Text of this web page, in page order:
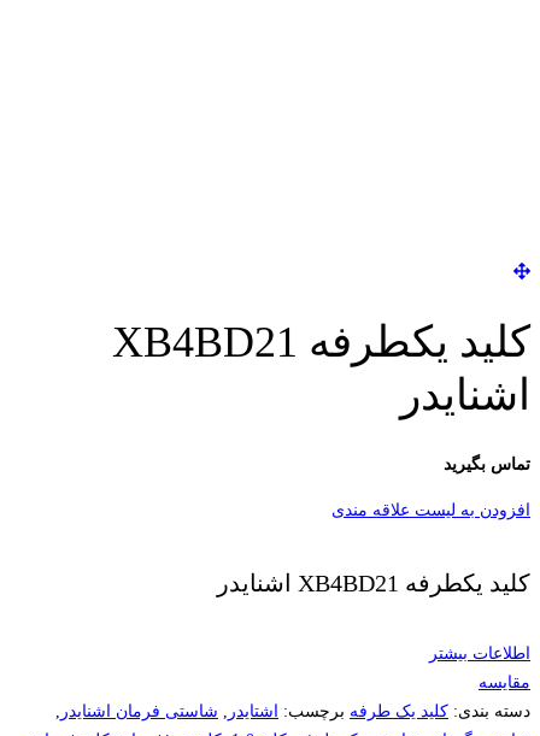
کلید یکطرفه XB4BD21
اشنایدر
تماس بگیرید
افزودن به لیست علاقه مندی
کلید یکطرفه XB4BD21 اشنایدر
اطلاعات بیشتر
مقایسه
دسته بندی: کلید یک طرفه برچسب: اشتایدر , شاستی فرمان اشنایدر ,